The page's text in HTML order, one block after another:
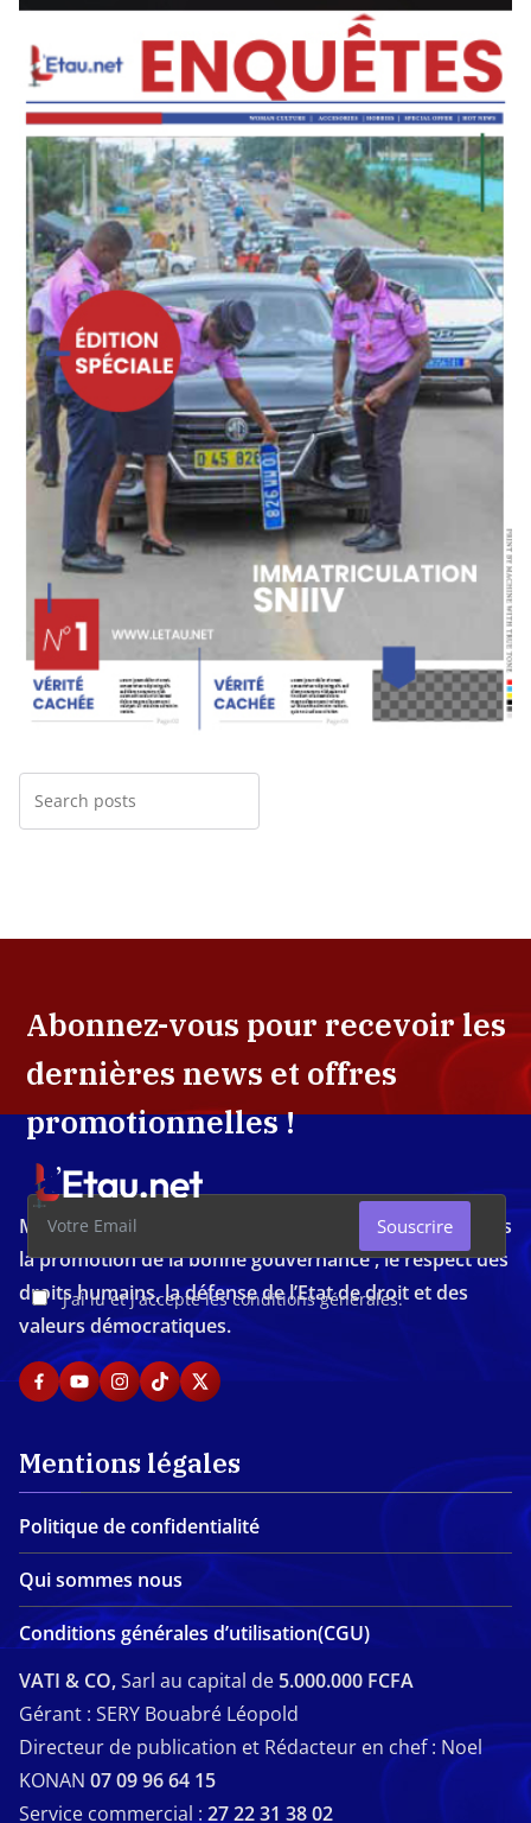
Abonnez-vous pour recevoir les
dernières news et offres
promotionnelles !
J'ai lu et j'accepte les conditions générales.
Souscrire
Média d'investigation ivoirien résolument engagé dans
la promotion de la bonne gouvernance , le respect des
droits humains, la défense de l’Etat de droit et des
valeurs démocratiques.
Mentions légales
Politique de confidentialité
Qui sommes nous
Conditions générales d’utilisation(CGU)
VATI & CO,Sarl au capital de 5.000.000 FCFA
Gérant : SERY Bouabré Léopold
Directeur de publication et Rédacteur en chef : Noel
KONAN 07 09 96 64 15
Service commercial : 27 22 31 38 02